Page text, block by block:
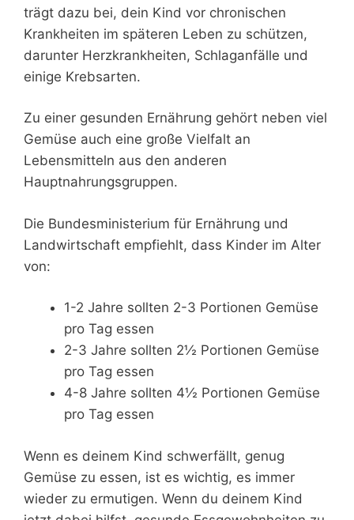
trägt dazu bei, dein Kind vor chronischen
Krankheiten im späteren Leben zu schützen,
darunter Herzkrankheiten, Schlaganfälle und
einige Krebsarten.
Zu einer gesunden Ernährung gehört neben viel
Gemüse auch eine große Vielfalt an
Lebensmitteln aus den anderen
Hauptnahrungsgruppen.
Die Bundesministerium für Ernährung und
Landwirtschaft empfiehlt, dass Kinder im Alter
von:
1-2 Jahre sollten 2-3 Portionen Gemüse
pro Tag essen
2-3 Jahre sollten 2½ Portionen Gemüse
pro Tag essen
4-8 Jahre sollten 4½ Portionen Gemüse
pro Tag essen
Wenn es deinem Kind schwerfällt, genug
Gemüse zu essen, ist es wichtig, es immer
wieder zu ermutigen. Wenn du deinem Kind